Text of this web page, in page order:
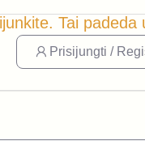
Tai
Prisijungti /